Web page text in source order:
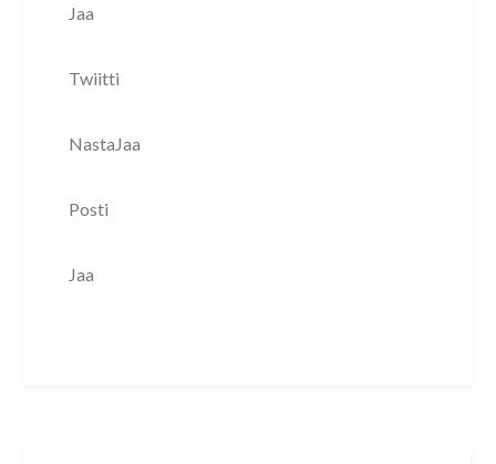
Jaa
Twiitti
NastaJaa
Posti
Jaa